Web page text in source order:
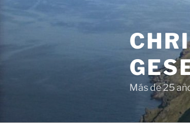
Más de 25